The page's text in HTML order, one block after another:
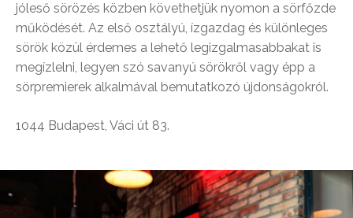
jóleső sörözés közben követhetjük nyomon a sörfőzde
működését. Az első osztályú, ízgazdag és különleges
sörök közül érdemes a lehető legizgalmasabbakat is
megízlelni, legyen szó savanyú sörökről vagy épp a
sörpremierek alkalmával bemutatkozó újdonságokról.
1044 Budapest, Váci út 83.